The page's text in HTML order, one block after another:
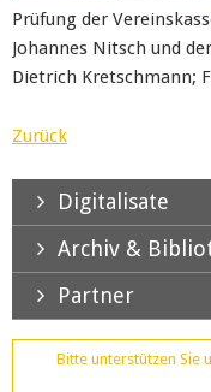
Prüfung der
Johannes Nitsch und
Dietrich Kretschmann;
Zurück
Digitalisate
Archiv &
Partner
Bitte unterstützen Sie